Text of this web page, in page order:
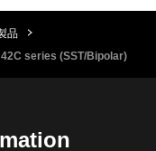
品
42C series (SST/Bipolar)